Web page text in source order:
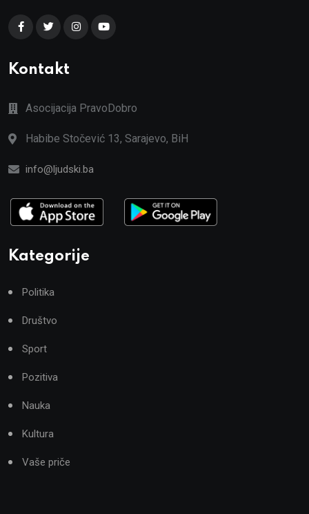
Kontakt
Asocijacija PravoDobro
Habibe Stočević 13, Sarajevo, BiH
info@ljudski.ba
Kategorije
Politika
Društvo
Sport
Pozitiva
Nauka
Kultura
Vaše priče